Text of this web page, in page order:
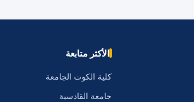
الأكثر متابعة
كلية الكوت الجامعة
جامعة القادسية